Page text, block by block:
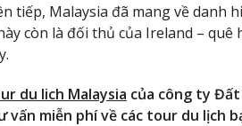
tiếp, Malaysia đã mang về danh
còn là đối thủ của Ireland –
du lich Malaysia của công ty
vấn miễn phí về các tour du lịch